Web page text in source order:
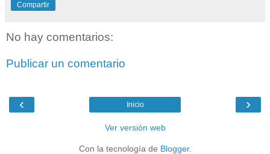
Compartir
No hay comentarios:
Publicar un comentario
‹ ›
Inicio
Ver versión web
Con la tecnología de Blogger.